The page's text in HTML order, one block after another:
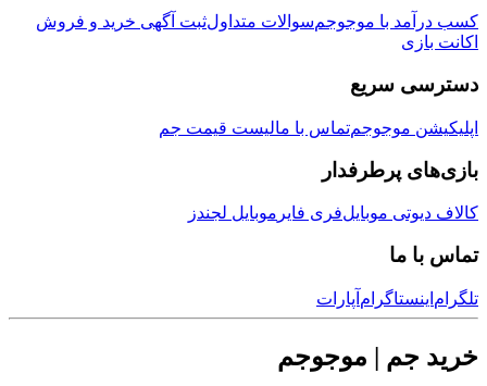
کسب درآمد با موجوجمسوالات متداولثبت آگهی خرید و فروش
اکانت بازی
دسترسی سریع
اپلیکیشن موجوجمتماس با مالیست قیمت جم
بازی‌های پرطرفدار
کالاف دیوتی موبایلفری فایر موبایل لجندز
تماس با ما
تلگرام اینستاگرام آپارات
خرید جم | موجوجم